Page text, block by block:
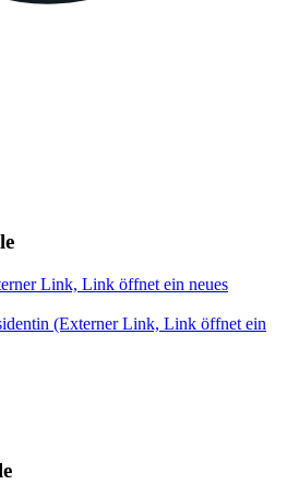
Link, Link öffnet ein neues
(Externer Link, Link öffnet ein